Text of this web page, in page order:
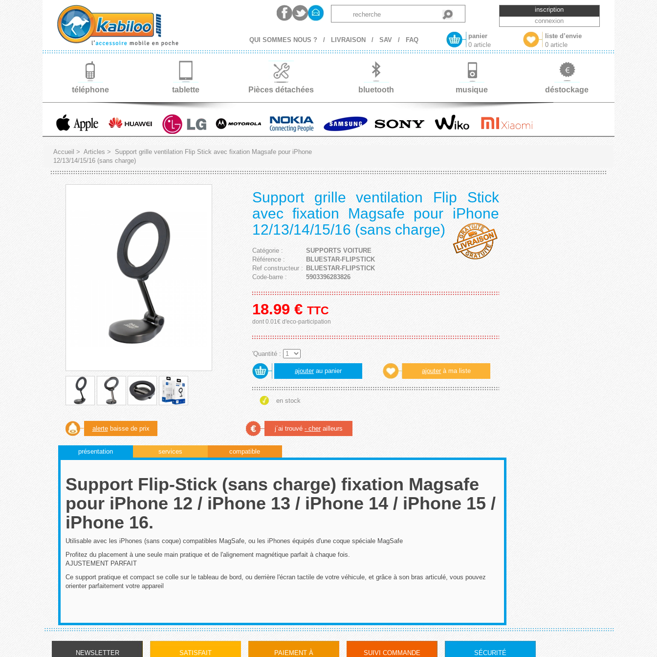
inscription
connexion
QUI SOMMES NOUS ? / LIVRAISON / SAV / FAQ
panier
0 article
liste d’envie
0 article
téléphone tablette Pièces détachées bluetooth musique déstockage
Accueil > Articles > Support grille ventilation Flip Stick avec fixation Magsafe pour iPhone
12/13/14/15/16 (sans charge)
Support grille ventilation Flip Stick
avec fixation Magsafe pour iPhone
12/13/14/15/16 (sans charge)
Catégorie :
SUPPORTS VOITURE
Référence :
BLUESTAR-FLIPSTICK
Ref constructeur : BLUESTAR-FLIPSTICK
Code-barre :
5903396283826
18.99€ TTC
dont 0.01€ d'eco-participation
'Quantité :
ajouterau panier ajouter à ma liste
en stock
alertebaisse de prix j´ai trouvé - cherailleurs
présentation services compatible
Support Flip-Stick (sans charge) fixation Magsafe
pour iPhone 12 / iPhone 13 / iPhone 14 / iPhone 15 /
iPhone 16.
Utilisable avec les iPhones (sans coque) compatibles MagSafe, ou les iPhones équipés d'une coque spéciale MagSafe
Profitez du placement à une seule main pratique et de l'alignement magnétique parfait à chaque fois.
AJUSTEMENT PARFAIT
Ce support pratique et compact se colle sur le tableau de bord, ou derrière l'écran tactile de votre véhicule, et grâce à son bras articulé, vous pouvez
orienter parfaitement votre appareil
NEWSLETTER SATISFAIT PAIEMENT À SUIVI COMMANDE SÉCURITÉ